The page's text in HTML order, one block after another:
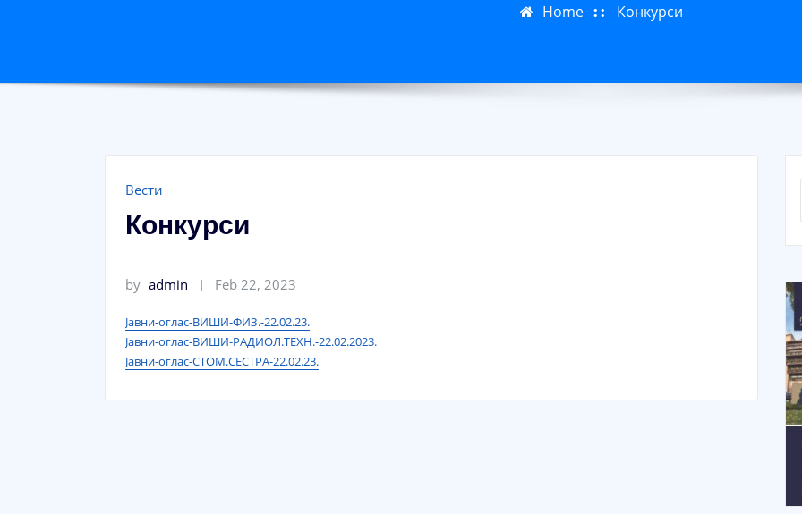
Home Конкурси
Вести
Конкурси
by admin Feb 22, 2023
Јавни-оглас-ВИШИ-ФИЗ.-22.02.23.
Јавни-оглас-ВИШИ-РАДИОЛ.ТЕХН.-22.02.2023.
Јавни-оглас-СТОМ.СЕСТРА-22.02.23.